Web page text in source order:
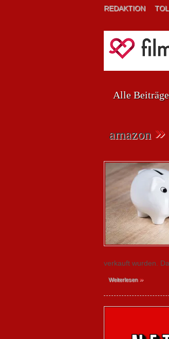
REDAKTION
Alle Beiträge
amazon »
verkauft wurden.
Weiterlesen »